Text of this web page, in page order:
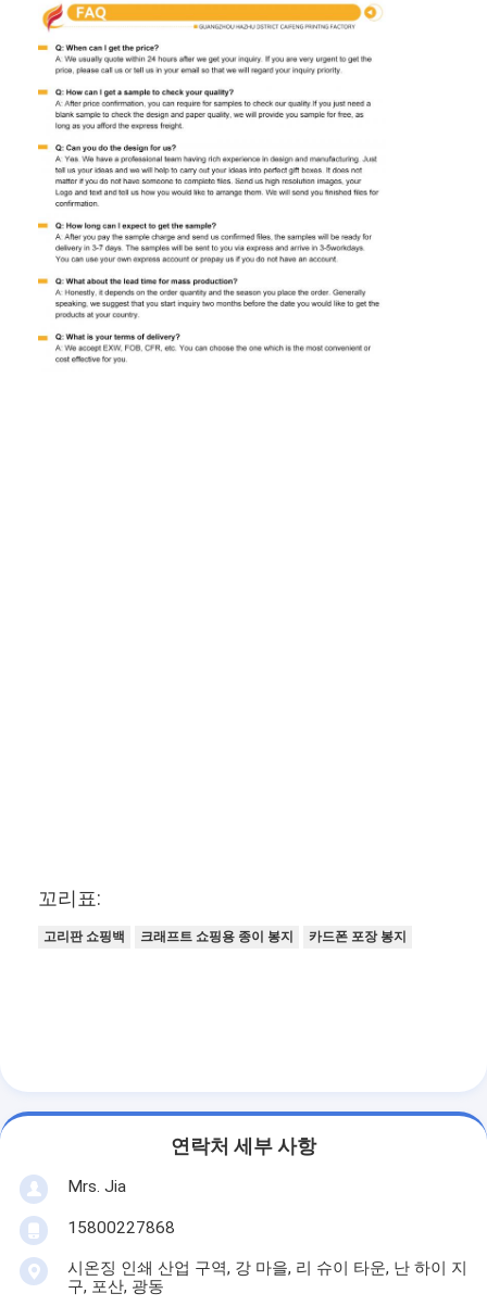
꼬리표:
고리판 쇼핑백 크래프트 쇼핑용 종이 봉지 카드폰 포장 봉지
연락처 세부 사항
Mrs. Jia
15800227868
시온징 인쇄 산업 구역, 강 마을, 리 슈이 타운, 난 하이 지
구, 포산, 광동